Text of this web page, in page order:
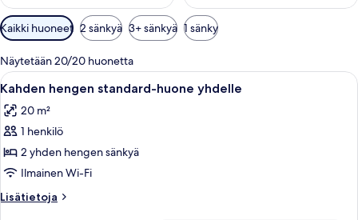
Huoneille
saatavilla
olevia
suodattimia
Kaikki huoneet 2 sänkyä 3+ sänkyä 1 sänky
Näytetään 20/20 huonetta
Avaa
kaikki
huonetyypin
Kahden
hengen
standard-
huone
yhdelle
Parivuode kuviollisella
3
Kahden hengen standard-huone yhdelle
20 m²
1 henkilö
2 yhden hengen sänkyä
Ilmainen Wi-Fi
Lisätietoja
Lisätietoja